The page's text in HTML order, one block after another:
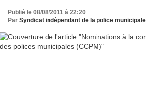
Publié le 08/08/2011 à 22:20
Par Syndicat indépendant de la police municipale